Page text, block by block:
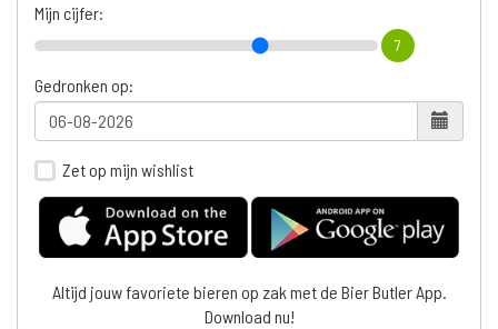
Mijn cijfer:
7
Gedronken op:
Zet op mijn wishlist
Altijd jouw favoriete bieren op zak met de Bier Butler App.
Download nu!